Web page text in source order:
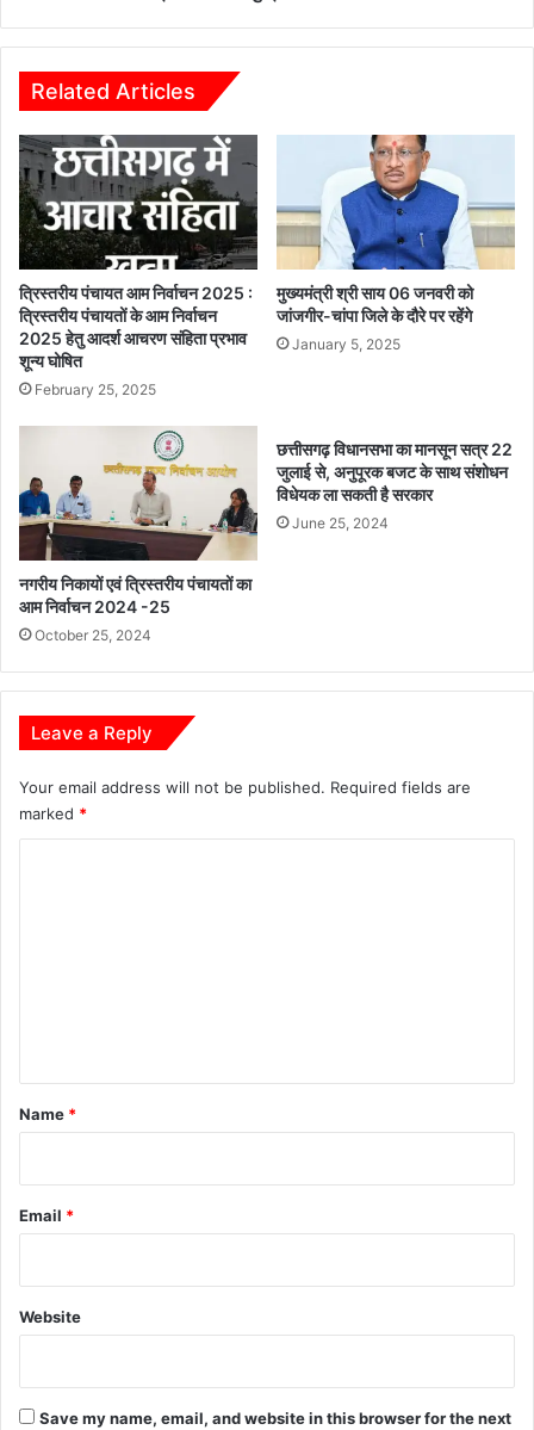
के
तों
के
अ
नु
रू
प
हो
स
भी
ग
ति
वि
सं
चा
न
:
मु
ख्य
त्री
श्री
सा
ग्री
टे
क
कृ
षि
मे
ला
2
0
2
6
:
कृ
का
प्र
र्श
न
औ
र
शु
प्र
नी
का
आ
Related Articles
त्रिस्तरीय पंचायत आम निर्वाचन 2025 :
त्रिस्तरीय पंचायतों के आम निर्वाचन
2025 हेतु आदर्श आचरण संहिता प्रभाव
शून्य घोषित
February 25, 2025
मुख्यमंत्री श्री साय 06 जनवरी को
जांजगीर-चांपा जिले के दौरे पर रहेंगे
January 5, 2025
नगरीय निकायों एवं त्रिस्तरीय पंचायतों का
आम निर्वाचन 2024 -25
October 25, 2024
छत्तीसगढ़ विधानसभा का मानसून सत्र 22
जुलाई से, अनुपूरक बजट के साथ संशोधन
विधेयक ला सकती है सरकार
June 25, 2024
Leave a Reply
Your email address will not be published. Required fields are
marked *
*
Name *
Email *
Website
Save my name, email, and website in this browser for the next